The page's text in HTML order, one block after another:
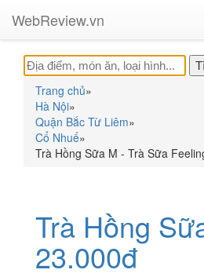
WebReview.vn
Trang chủ»
Hà Nội»
Quận Bắc Từ Liêm»
Cổ Nhuế»
Trà Hồng Sữa M - Trà Sữa
Trà Hồng
23.000đ